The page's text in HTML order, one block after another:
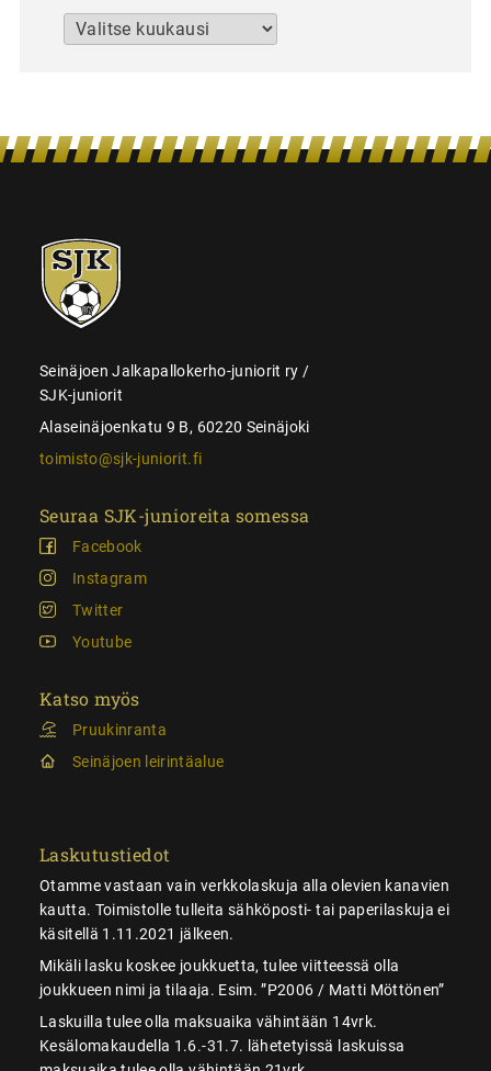
Arkistot
SJK-
juniorit
Seinäjoen Jalkapallokerho-juniorit ry /
SJK-juniorit
Alaseinäjoenkatu 9 B, 60220 Seinäjoki
toimisto@sjk-juniorit.fi
Seuraa SJK-junioreita somessa
Facebook
Instagram
Twitter
Youtube
Katso myös
Pruukinranta
Seinäjoen leirintäalue
Laskutustiedot
Otamme vastaan vain verkkolaskuja alla olevien kanavien
kautta. Toimistolle tulleita sähköposti- tai paperilaskuja ei
käsitellä 1.11.2021 jälkeen.
Mikäli lasku koskee joukkuetta, tulee viitteessä olla
joukkueen nimi ja tilaaja. Esim. ”P2006 / Matti Möttönen”
Laskuilla tulee olla maksuaika vähintään 14vrk.
Kesälomakaudella 1.6.-31.7. lähetetyissä laskuissa